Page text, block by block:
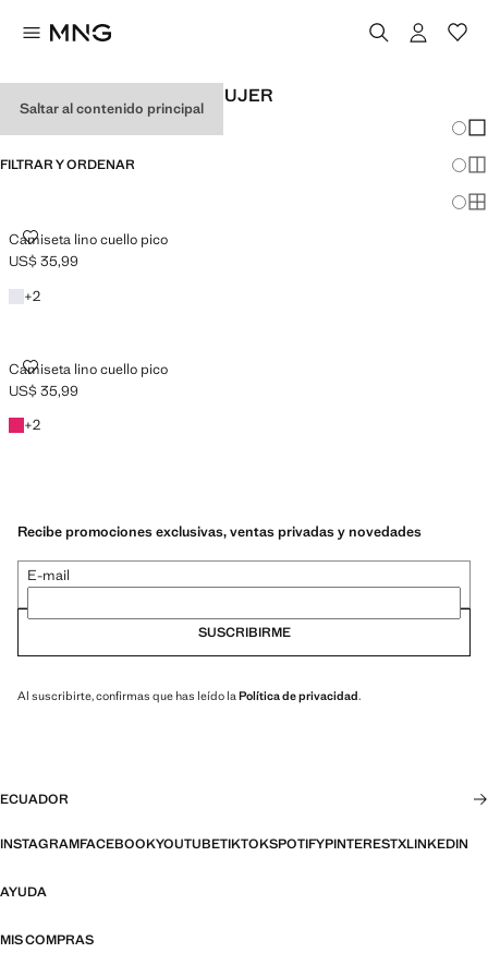
Saltar al contenido principal
CAMISETAS DE LINO DE MUJER
FILTRAR Y ORDENAR
Camiseta lino cuello pico
CAMISETA LINO CUELLO PICO
Precio actual [US$ 35,99 ]
US$ 35,99
Blanco
+2
+1 colores
Camiseta lino cuello pico
CAMISETA LINO CUELLO PICO
Precio actual [US$ 35,99 ]
US$ 35,99
Fucsia
+2
+1 colores
Recibe promociones exclusivas, ventas privadas y novedades
E-mail
SUSCRIBIRME
Al suscribirte, confirmas que has leído la Política de privacidad.
ECUADOR
INSTAGRAMFACEBOOKYOUTUBETIKTOKSPOTIFYPINTERESTXLINKEDIN
AYUDA
MIS COMPRAS